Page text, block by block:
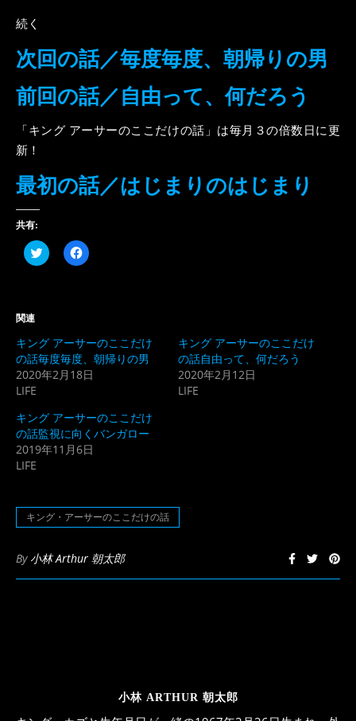
続く
次回の話／毎度毎度、朝帰りの男
前回の話／自由って、何だろう
「キング アーサーのここだけの話」は毎月３の倍数日に更
新！
最初の話／はじまりのはじまり
共有:
ク
リ
有
(新
し
い
ウ
ド
ウ
で
開
き
Facebook
で
リ
ク
し
て
さ
い
(新
し
い
ウ
で
開
す)
関連
キング アーサーのここだけ
の話毎度毎度、朝帰りの男
2020年2月18日
LIFE
キング アーサーのここだけ
の話自由って、何だろう
2020年2月12日
LIFE
キング アーサーのここだけ
の話監視に向くバンガロー
2019年11月6日
LIFE
キング・アーサーのここだけの話
By 小林 Arthur 朝太郎
小林 ARTHUR 朝太郎